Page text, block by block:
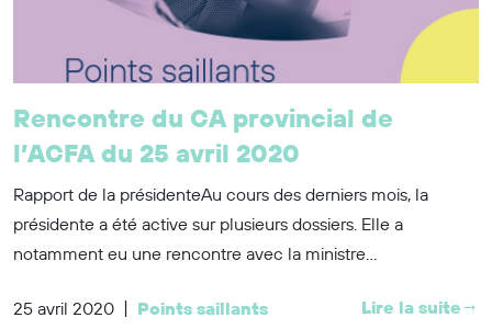
Rencontre du CA provincial de
l’ACFA du 25 avril 2020
Rapport de la présidenteAu cours des derniers mois, la
présidente a été active sur plusieurs dossiers. Elle a
notamment eu une rencontre avec la ministre...
25 avril 2020 | Points saillants Lire la suite